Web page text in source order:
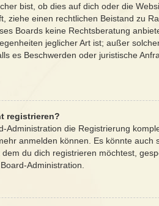
bist, ob dies auf dich oder die
ziehe einen rechtlichen Beistand zu
Boards keine Rechtsberatung
jeglicher Art ist; außer
es Beschwerden oder juristische
registrieren?
Administration die Registrierung
anmelden können. Es könnte auch
du dich registrieren möchtest,
Administration.